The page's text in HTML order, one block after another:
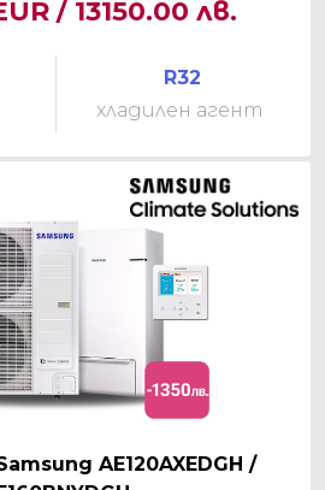
/ 13150.00 лв.
R32
хладилен агент
AE120AXEDGH /